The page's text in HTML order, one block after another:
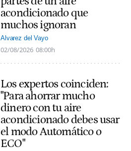
acondicionado que
muchos ignoran
Alvarez del Vayo
02/08/2026 08:00h
Los expertos coinciden:
"Para ahorrar mucho
dinero con tu aire
acondicionado debes usar
el modo Automático o
ECO"